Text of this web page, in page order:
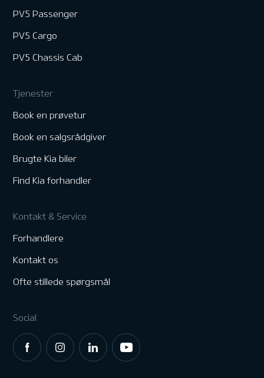
PV5 Passenger
PV5 Cargo
PV5 Chassis Cab
Tjenester
Book en prøvetur
Book en salgsrådgiver
Brugte Kia biler
Find Kia forhandler
Kontakt & Service
Forhandlere
Kontakt os
Ofte stillede spørgsmål
Social